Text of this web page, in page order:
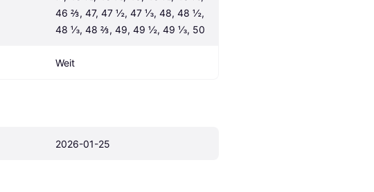
46 ⅔, 47, 47 ½, 47 ⅓, 48, 48 ½,
48 ⅓, 48 ⅔, 49, 49 ½, 49 ⅓, 50
Weit
2026-01-25